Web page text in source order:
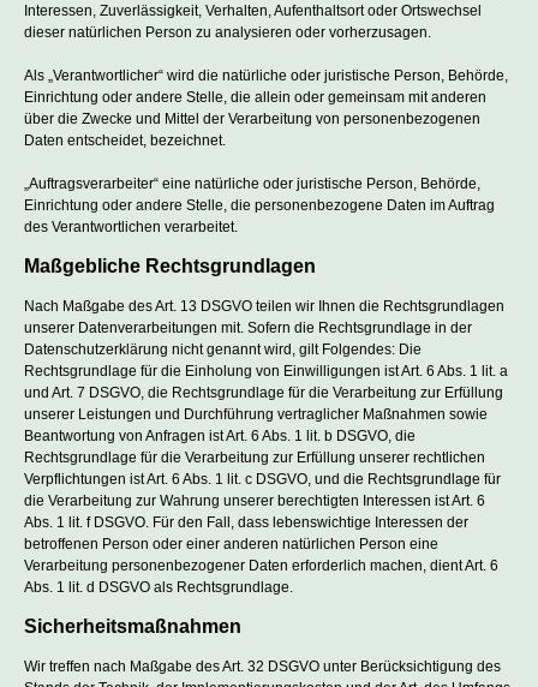
Interessen, Zuverlässigkeit, Verhalten, Aufenthaltsort oder Ortswechsel
dieser natürlichen Person zu analysieren oder vorherzusagen.
Als „Verantwortlicher“ wird die natürliche oder juristische Person, Behörde,
Einrichtung oder andere Stelle, die allein oder gemeinsam mit anderen
über die Zwecke und Mittel der Verarbeitung von personenbezogenen
Daten entscheidet, bezeichnet.
„Auftragsverarbeiter“ eine natürliche oder juristische Person, Behörde,
Einrichtung oder andere Stelle, die personenbezogene Daten im Auftrag
des Verantwortlichen verarbeitet.
Maßgebliche Rechtsgrundlagen
Nach Maßgabe des Art. 13 DSGVO teilen wir Ihnen die Rechtsgrundlagen
unserer Datenverarbeitungen mit. Sofern die Rechtsgrundlage in der
Datenschutzerklärung nicht genannt wird, gilt Folgendes: Die
Rechtsgrundlage für die Einholung von Einwilligungen ist Art. 6 Abs. 1 lit. a
und Art. 7 DSGVO, die Rechtsgrundlage für die Verarbeitung zur Erfüllung
unserer Leistungen und Durchführung vertraglicher Maßnahmen sowie
Beantwortung von Anfragen ist Art. 6 Abs. 1 lit. b DSGVO, die
Rechtsgrundlage für die Verarbeitung zur Erfüllung unserer rechtlichen
Verpflichtungen ist Art. 6 Abs. 1 lit. c DSGVO, und die Rechtsgrundlage für
die Verarbeitung zur Wahrung unserer berechtigten Interessen ist Art. 6
Abs. 1 lit. f DSGVO. Für den Fall, dass lebenswichtige Interessen der
betroffenen Person oder einer anderen natürlichen Person eine
Verarbeitung personenbezogener Daten erforderlich machen, dient Art. 6
Abs. 1 lit. d DSGVO als Rechtsgrundlage.
Sicherheitsmaßnahmen
Wir treffen nach Maßgabe des Art. 32 DSGVO unter Berücksichtigung des